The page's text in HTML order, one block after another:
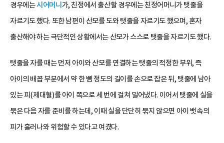
경우에는시어머니 가, 친정에서 출산할 경우에는 친정어머니가 탯줄을
자르기도 했다. 또한 남편이 산모를 도와 탯줄을 자르기도 했으며, 혼자
출산해야 하는 극단적인 상황에서는 산모가 스스로 탯줄을 자르기도 했다.
탯줄을 자를 때는 먼저 아이와 산모를 연결하는 탯줄의 적정한 부위, 즉
아이의 배꼽 부분에서 약 한 뼘 정도의 길이를 손으로 잡은 뒤, 탯줄에 남아
있는 피(제대혈)를 아이 쪽으로 세 번에 걸쳐 밀어냈다. 이어서 탯줄에 실을
묶은 다음 자를 준비를 하는데, 이때 실을 단단히 묶지 않으면 아이 뱃속의
피가 흘러나와 위험할 수 있다고 여겼다.